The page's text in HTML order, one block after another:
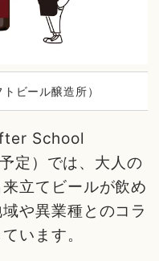
ビール醸造所）
School
定）では、大人の
立てビールが飲め
や異業種とのコラ
います。